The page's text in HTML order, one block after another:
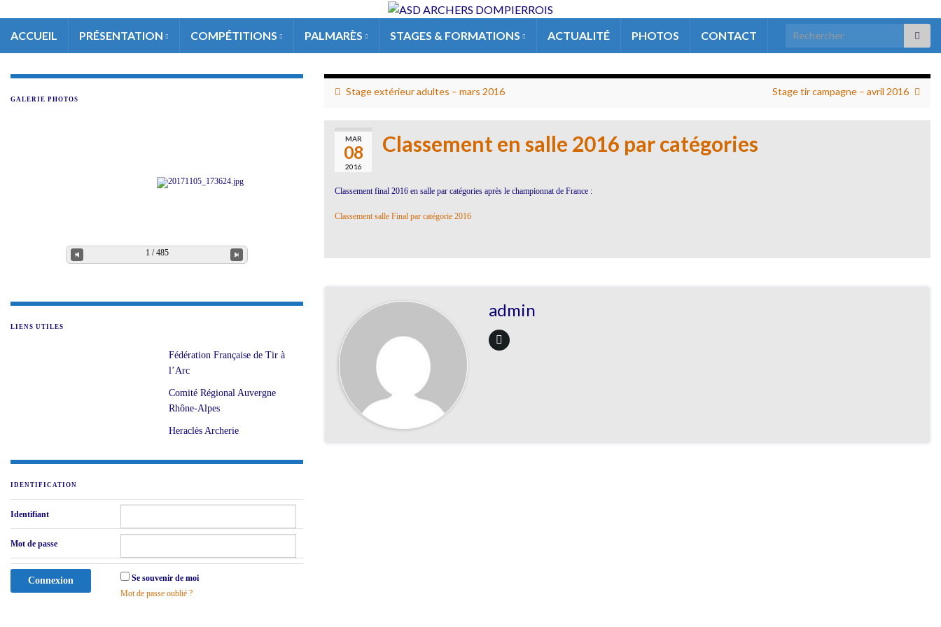
ACCUEIL PRÉSENTATION COMPÉTITIONS PALMARÈS STAGES & FORMATIONS ACTUALITÉ PHOTOS CONTACT Search for:
Stage extérieur adultes – mars 2016 Stage tir campagne – avril 2016
MAR
08
2016
Classement en salle 2016 par catégories
Classement final 2016 en salle par catégories après le championnat de France :
Classement salle Final par catégorie 2016
admin
GALERIE PHOTOS
1 / 485
LIENS UTILES
Fédération Française de Tir à
l’Arc
Comité Régional Auvergne
Rhône-Alpes
Heraclès Archerie
IDENTIFICATION
Identifiant
Mot de passe
Se souvenir de moi
Mot de passe oublié ?